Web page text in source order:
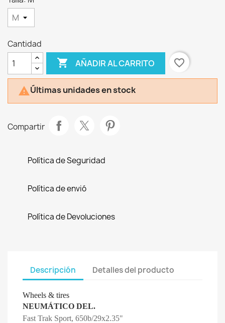
Cantidad
 AÑADIR AL CARRITO favorite_border
Últimas unidades en stock
Compartir
Política de Seguridad
Política de envió
Política de Devoluciones
Descripción Detalles del producto
Wheels & tires
NEUMÁTICO DEL.
Fast Trak Sport, 650b/29x2.35"